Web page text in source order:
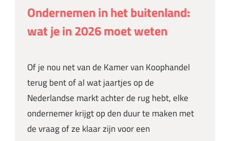
Ondernemen in het buitenland:
wat je in 2026 moet weten
Of je nou net van de Kamer van Koophandel
terug bent of al wat jaartjes op de
Nederlandse markt achter de rug hebt, elke
ondernemer krijgt op den duur te maken met
de vraag of ze klaar zijn voor een